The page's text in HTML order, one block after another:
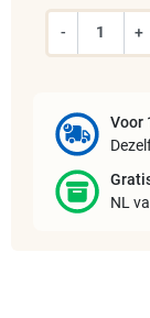
- +
Voor
NL